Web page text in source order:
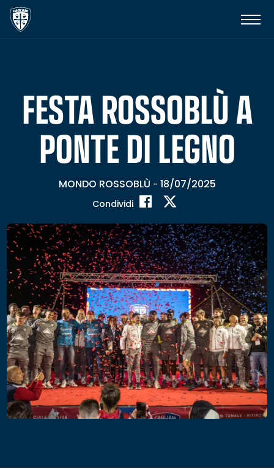
FESTA ROSSOBLÙ A
PONTE DI LEGNO
MONDO ROSSOBLÙ - 18/07/2025
Condividi